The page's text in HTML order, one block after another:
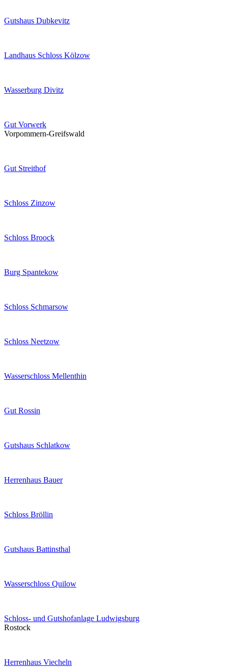
Gutshaus Dubkevitz
Landhaus Schloss Kölzow
Wasserburg Divitz
Gut Vorwerk
Vorpommern-Greifswald
Gut Streithof
Schloss Zinzow
Schloss Broock
Burg Spantekow
Schloss Schmarsow
Schloss Neetzow
Wasserschloss Mellenthin
Gut Rossin
Gutshaus Schlatkow
Herrenhaus Bauer
Schloss Bröllin
Gutshaus Battinsthal
Wasserschloss Quilow
Schloss- und Gutshofanlage Ludwigsburg
Rostock
Herrenhaus Viecheln